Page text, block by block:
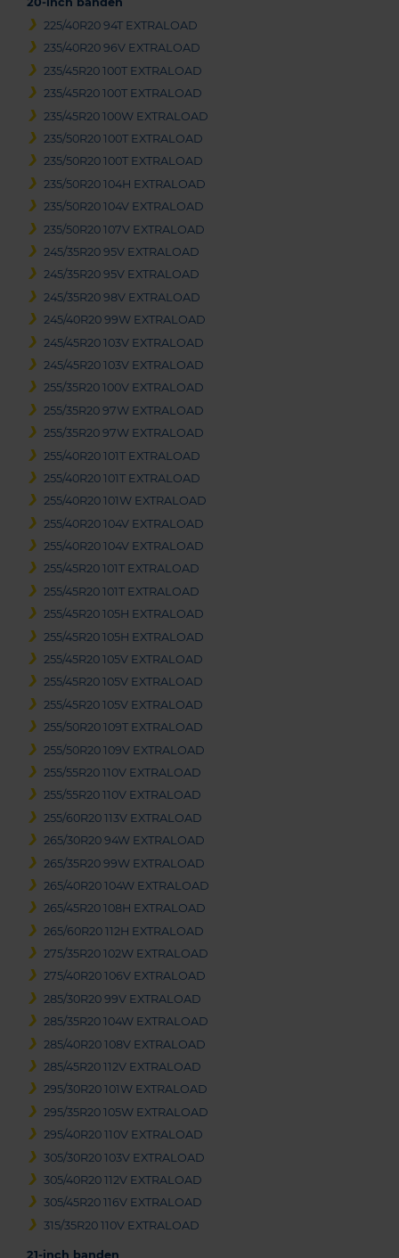
225/40R20 94T EXTRALOAD
235/40R20 96V EXTRALOAD
235/45R20 100T EXTRALOAD
235/45R20 100T EXTRALOAD
235/45R20 100W EXTRALOAD
235/50R20 100T EXTRALOAD
235/50R20 100T EXTRALOAD
235/50R20 104H EXTRALOAD
235/50R20 104V EXTRALOAD
235/50R20 107V EXTRALOAD
245/35R20 95V EXTRALOAD
245/35R20 95V EXTRALOAD
245/35R20 98V EXTRALOAD
245/40R20 99W EXTRALOAD
245/45R20 103V EXTRALOAD
245/45R20 103V EXTRALOAD
255/35R20 100V EXTRALOAD
255/35R20 97W EXTRALOAD
255/35R20 97W EXTRALOAD
255/40R20 101T EXTRALOAD
255/40R20 101T EXTRALOAD
255/40R20 101W EXTRALOAD
255/40R20 104V EXTRALOAD
255/40R20 104V EXTRALOAD
255/45R20 101T EXTRALOAD
255/45R20 101T EXTRALOAD
255/45R20 105H EXTRALOAD
255/45R20 105H EXTRALOAD
255/45R20 105V EXTRALOAD
255/45R20 105V EXTRALOAD
255/45R20 105V EXTRALOAD
255/50R20 109T EXTRALOAD
255/50R20 109V EXTRALOAD
255/55R20 110V EXTRALOAD
255/55R20 110V EXTRALOAD
255/60R20 113V EXTRALOAD
265/30R20 94W EXTRALOAD
265/35R20 99W EXTRALOAD
265/40R20 104W EXTRALOAD
265/45R20 108H EXTRALOAD
265/60R20 112H EXTRALOAD
275/35R20 102W EXTRALOAD
275/40R20 106V EXTRALOAD
285/30R20 99V EXTRALOAD
285/35R20 104W EXTRALOAD
285/40R20 108V EXTRALOAD
285/45R20 112V EXTRALOAD
295/30R20 101W EXTRALOAD
295/35R20 105W EXTRALOAD
295/40R20 110V EXTRALOAD
305/30R20 103V EXTRALOAD
305/40R20 112V EXTRALOAD
305/45R20 116V EXTRALOAD
315/35R20 110V EXTRALOAD
21-inch banden